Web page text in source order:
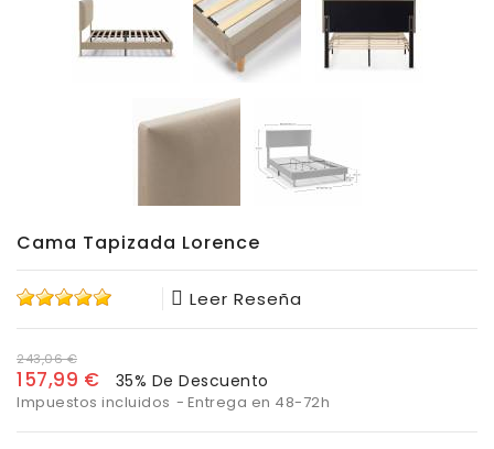
Cama Tapizada Lorence
Leer Reseña
243,06 €
157,99 € 35% De Descuento
Impuestos incluidos Entrega en 48-72h